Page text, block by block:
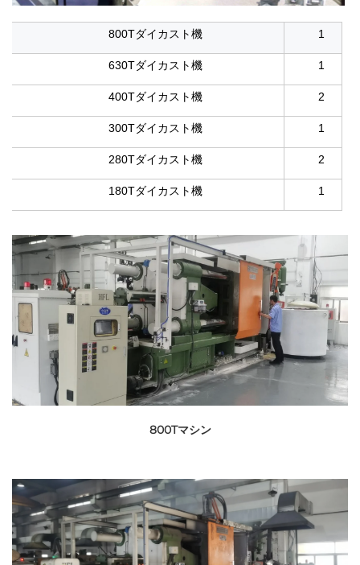
800Tダイカスト機 1
630Tダイカスト機 1
400Tダイカスト機 2
300Tダイカスト機 1
280Tダイカスト機 2
180Tダイカスト機 1
800Tマシン